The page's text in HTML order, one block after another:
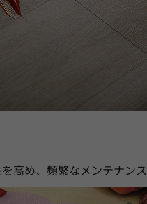
高め、頻繁なメンテナンス